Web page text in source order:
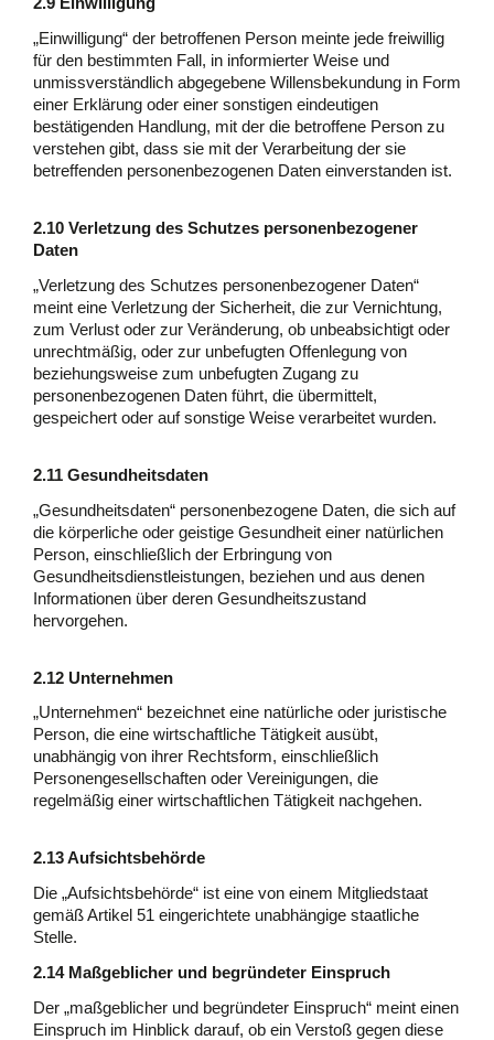
2.9 Einwilligung
„Einwilligung“ der betroffenen Person meinte jede freiwillig
für den bestimmten Fall, in informierter Weise und
unmissverständlich abgegebene Willensbekundung in Form
einer Erklärung oder einer sonstigen eindeutigen
bestätigenden Handlung, mit der die betroffene Person zu
verstehen gibt, dass sie mit der Verarbeitung der sie
betreffenden personenbezogenen Daten einverstanden ist.
2.10 Verletzung des Schutzes personenbezogener
Daten
„Verletzung des Schutzes personenbezogener Daten“
meint eine Verletzung der Sicherheit, die zur Vernichtung,
zum Verlust oder zur Veränderung, ob unbeabsichtigt oder
unrechtmäßig, oder zur unbefugten Offenlegung von
beziehungsweise zum unbefugten Zugang zu
personenbezogenen Daten führt, die übermittelt,
gespeichert oder auf sonstige Weise verarbeitet wurden.
2.11 Gesundheitsdaten
„Gesundheitsdaten“ personenbezogene Daten, die sich auf
die körperliche oder geistige Gesundheit einer natürlichen
Person, einschließlich der Erbringung von
Gesundheitsdienstleistungen, beziehen und aus denen
Informationen über deren Gesundheitszustand
hervorgehen.
2.12 Unternehmen
„Unternehmen“ bezeichnet eine natürliche oder juristische
Person, die eine wirtschaftliche Tätigkeit ausübt,
unabhängig von ihrer Rechtsform, einschließlich
Personengesellschaften oder Vereinigungen, die
regelmäßig einer wirtschaftlichen Tätigkeit nachgehen.
2.13 Aufsichtsbehörde
Die „Aufsichtsbehörde“ ist eine von einem Mitgliedstaat
gemäß Artikel 51 eingerichtete unabhängige staatliche
Stelle.
2.14 Maßgeblicher und begründeter Einspruch
Der „maßgeblicher und begründeter Einspruch“ meint einen
Einspruch im Hinblick darauf, ob ein Verstoß gegen diese